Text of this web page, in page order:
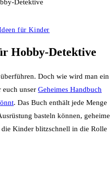
für Kinder
Hobby-Detektive
Doch wie wird man ein
unser Geheimes Handbuch
. Das Buch enthält jede Menge
basteln können, geheime
Kinder blitzschnell in die Rolle